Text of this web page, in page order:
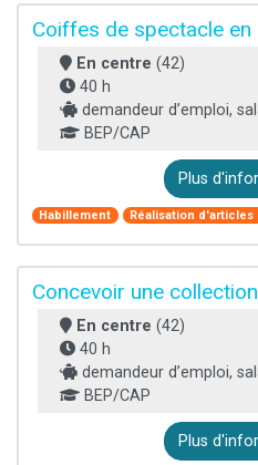
Coiffes de spectacle
En centre (42)
40 h
demandeur d’emploi,
BEP/CAP
Plus
Habillement Réalisation
Concevoir une
En centre (42)
40 h
demandeur d’emploi,
BEP/CAP
Plus